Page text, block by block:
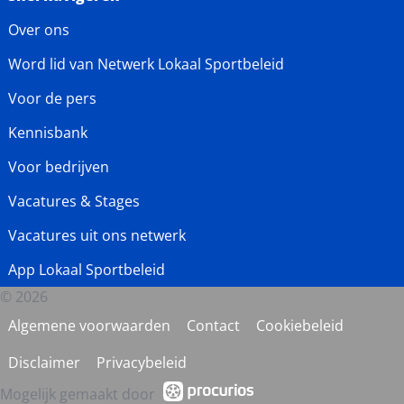
Over ons
Word lid van Netwerk Lokaal Sportbeleid
Voor de pers
Kennisbank
Voor bedrijven
Vacatures & Stages
Vacatures uit ons netwerk
App Lokaal Sportbeleid
© 2026
Algemene voorwaarden
Contact
Cookiebeleid
Disclaimer
Privacybeleid
Mogelijk gemaakt door